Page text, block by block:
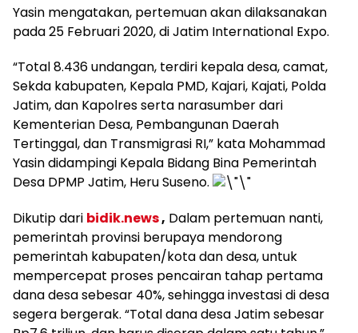
Yasin mengatakan, pertemuan akan dilaksanakan
pada 25 Februari 2020, di Jatim International Expo.
“Total 8.436 undangan, terdiri kepala desa, camat,
Sekda kabupaten, Kepala PMD, Kajari, Kajati, Polda
Jatim, dan Kapolres serta narasumber dari
Kementerian Desa, Pembangunan Daerah
Tertinggal, dan Transmigrasi RI,” kata Mohammad
Yasin didampingi Kepala Bidang Bina Pemerintah
Desa DPMP Jatim, Heru Suseno.
Dikutip dari bidik.news, Dalam pertemuan nanti,
pemerintah provinsi berupaya mendorong
pemerintah kabupaten/kota dan desa, untuk
mempercepat proses pencairan tahap pertama
dana desa sebesar 40%, sehingga investasi di desa
segera bergerak. “Total dana desa Jatim sebesar